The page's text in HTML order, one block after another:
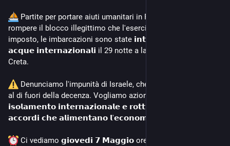
Partite per portare aiuti umanitari in Palestina, provando a
rompere il blocco illegittimo che l'esercito sionista ha
imposto, le imbarcazioni sono state 𝗶𝗻𝘁𝗲𝗿𝗰𝗲𝘁𝘁𝗮𝘁𝗲 𝗶𝗻
𝗮𝗰𝗾𝘂𝗲 𝗶𝗻𝘁𝗲𝗿𝗻𝗮𝘇𝗶𝗼𝗻𝗮𝗹𝗶 il 29 notte a largo delle coste di
Creta.
Denunciamo l'impunità di Israele, che ogni giorno agisce
al di fuori della decenza. Vogliamo azioni concrete:
𝗶𝘀𝗼𝗹𝗮𝗺𝗲𝗻𝘁𝗼 𝗶𝗻𝘁𝗲𝗿𝗻𝗮𝘇𝗶𝗼𝗻𝗮𝗹𝗲 𝗲 𝗿𝗼𝘁𝘁𝘂𝗿𝗮 𝗱𝗶 𝘁𝘂𝘁𝘁𝗶 𝗴𝗹𝗶
𝗮𝗰𝗰𝗼𝗿𝗱𝗶 𝗰𝗵𝗲 𝗮𝗹𝗶𝗺𝗲𝗻𝘁𝗮𝗻𝗼 𝗹'𝗲𝗰𝗼𝗻𝗼𝗺𝗶𝗮 𝘀𝗶𝗼𝗻𝗶𝘀𝘁𝗮.
Ci vediamo 𝗴𝗶𝗼𝘃𝗲𝗱𝗶 𝟳 𝗠𝗮𝗴𝗴𝗶𝗼 ore 𝟭𝟵:𝟬𝟬 per